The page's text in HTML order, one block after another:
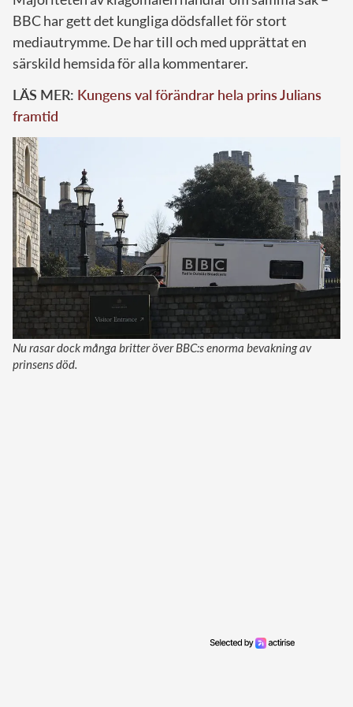
BBC har gett det kungliga dödsfallet för stort
mediautrymme. De har till och med upprättat en
särskild hemsida för alla kommentarer.
LÄS MER: Kungens val förändrar hela prins Julians
framtid
Nu rasar dock många britter över BBC:s enorma bevakning av
prinsens död.